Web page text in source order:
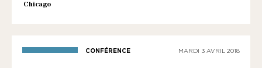
Chicago
CONFÉRENCE MARDI 3 AVRIL 2018